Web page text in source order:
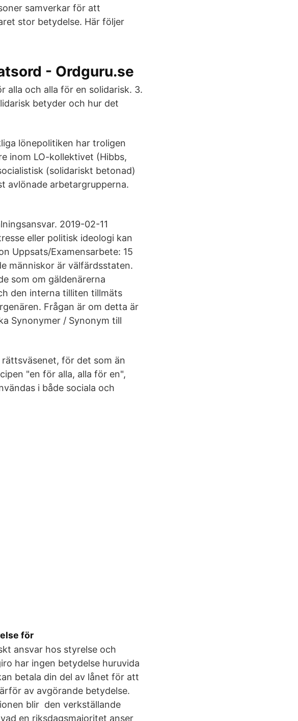
samverkar för att
stor betydelse. Här följer
- Ordguru.se
alla och alla för en solidarisk. 3.
betyder och hur det
lönepolitiken har troligen
inom LO-kollektivet (Hibbs,
(solidariskt betonad)
avlönade arbetargrupperna.
2019-02-11
eller politisk ideologi kan
Uppsats/Examensarbete: 15
människor är välfärdsstaten.
som om gäldenärerna
den interna tilliten tillmäts
Frågan är om detta är
Synonymer / Synonym till
för det som än
"en för alla, alla för en",
i både sociala och
för
ansvar hos styrelse och
har ingen betydelse huruvida
betala din del av lånet för att
av avgörande betydelse.
blir den verkställande
en riksdagsmajoritet anser